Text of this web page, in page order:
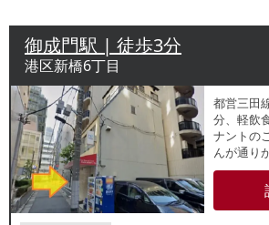
御成門駅 | 徒歩3分
港区新橋6丁目
都営三田
分、軽飲
ナントの
んが通り
で、周辺
スパーソ
す。喫茶